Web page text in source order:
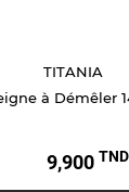
TITANIA
à Démêler
Prix9,900 TND